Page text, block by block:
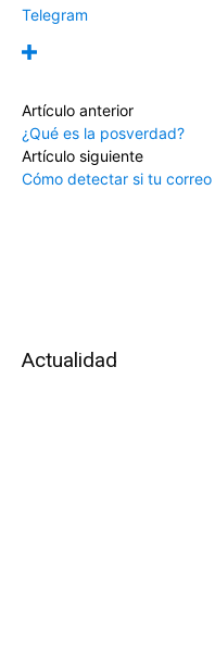
Telegram
Artículo anterior
¿Qué es la posverdad?
Artículo siguiente
Cómo detectar si tu
Actualidad